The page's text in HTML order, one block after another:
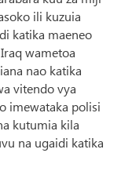
ili kuzuia
katika maeneo
wametoa
nao katika
vitendo vya
imewataka polisi
kutumia kila
na ugaidi katika